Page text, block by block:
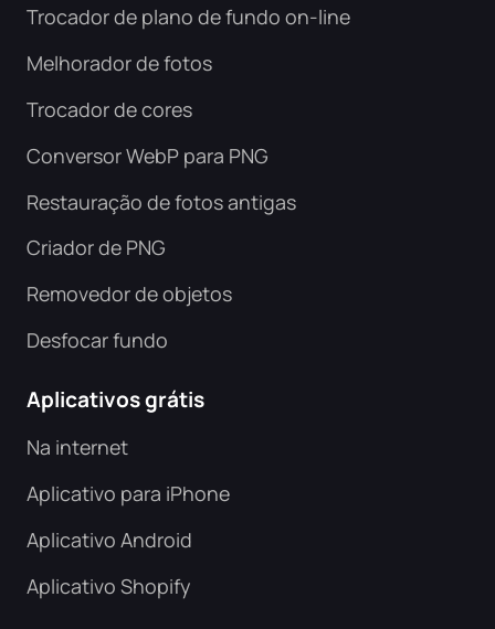
Trocador de plano de fundo on-line
Melhorador de fotos
Trocador de cores
Conversor WebP para PNG
Restauração de fotos antigas
Criador de PNG
Removedor de objetos
Desfocar fundo
Aplicativos grátis
Na internet
Aplicativo para iPhone
Aplicativo Android
Aplicativo Shopify